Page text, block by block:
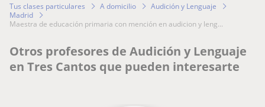
Tus clases particulares A domicilio
Audición y Lenguaje
Madrid
maestra de educación primaria con mención en audicion y leng...
Otros profesores de Audición y Lenguaje
en Tres Cantos que pueden interesarte